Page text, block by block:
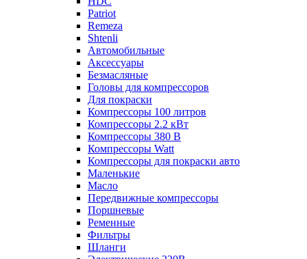
Patriot
Remeza
Shtenli
Автомобильные
Аксессуары
Безмасляные
Головы для компрессоров
Для покраски
Компрессоры 100 литров
Компрессоры 2.2 кВт
Компрессоры 380 В
Компрессоры Watt
Компрессоры для покраски авто
Маленькие
Масло
Передвижные компрессоры
Поршневые
Ременные
Фильтры
Шланги